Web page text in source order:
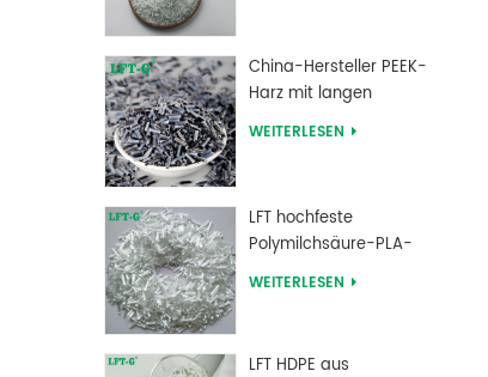
China-Hersteller PEEK-
Harz mit langen
kohlenstofffaserverstärkten
WEITERLESEN
LFT hochfeste
Polymilchsäure-PLA-
Langglasfaser-
WEITERLESEN
LFT HDPE aus